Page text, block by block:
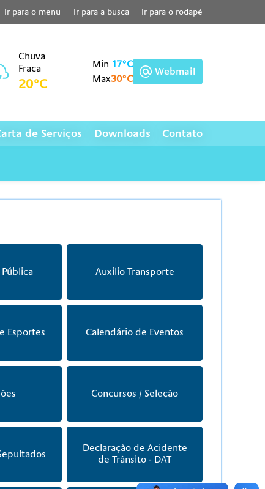
Ir para o menu Ir para a busca Ir para o rodapé
Chuva
Fraca
20°C
Min 17°C
Max30°C
Webmail
de Serviços Downloads Contato
Auxilio Transporte
Esportes Calendário de Eventos
Concursos / Seleção
Declaração de Acidente
de Trânsito - DAT